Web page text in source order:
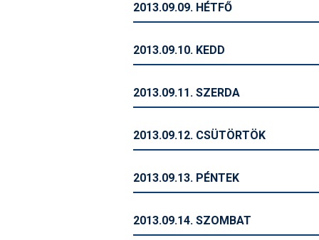
2013.09.09. HÉTFŐ
2013.09.10. KEDD
2013.09.11. SZERDA
2013.09.12. CSÜTÖRTÖK
2013.09.13. PÉNTEK
2013.09.14. SZOMBAT